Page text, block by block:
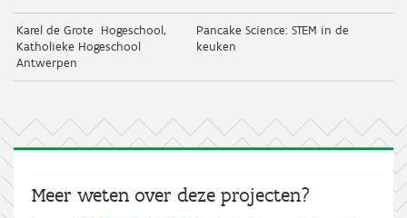
Karel de Grote Hogeschool,
Katholieke Hogeschool
Antwerpen
Pancake Science: STEM in de
keuken
Meer weten over deze projecten?